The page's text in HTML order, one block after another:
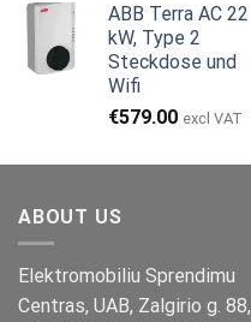
war:
€999.00
ist:
€979.00.
ABB Terra AC 22
kW, Type 2
Steckdose und
Wifi
€579.00 excl VAT
ABOUT US
Elektromobiliu Sprendimu
Centras, UAB, Zalgirio g. 88,